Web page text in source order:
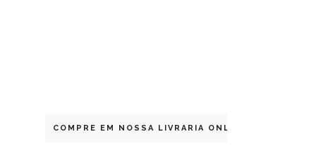
COMPRE EM NOSSA LIVRARIA ONLINE